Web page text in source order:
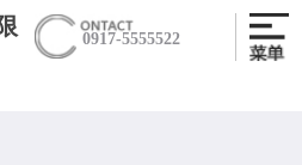
0917-5555522